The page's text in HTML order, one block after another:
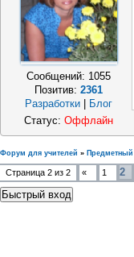
Сообщений: 1055
Позитив: 2361
Разработки | Блог
Статус: Оффлайн
Форум для учителей »
Страница 2 из 2 « 1 2